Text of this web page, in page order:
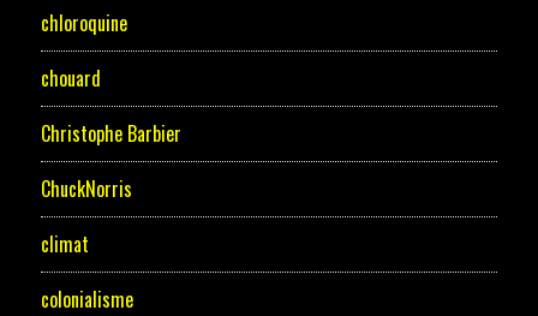
chloroquine
chouard
Christophe Barbier
ChuckNorris
climat
colonialisme